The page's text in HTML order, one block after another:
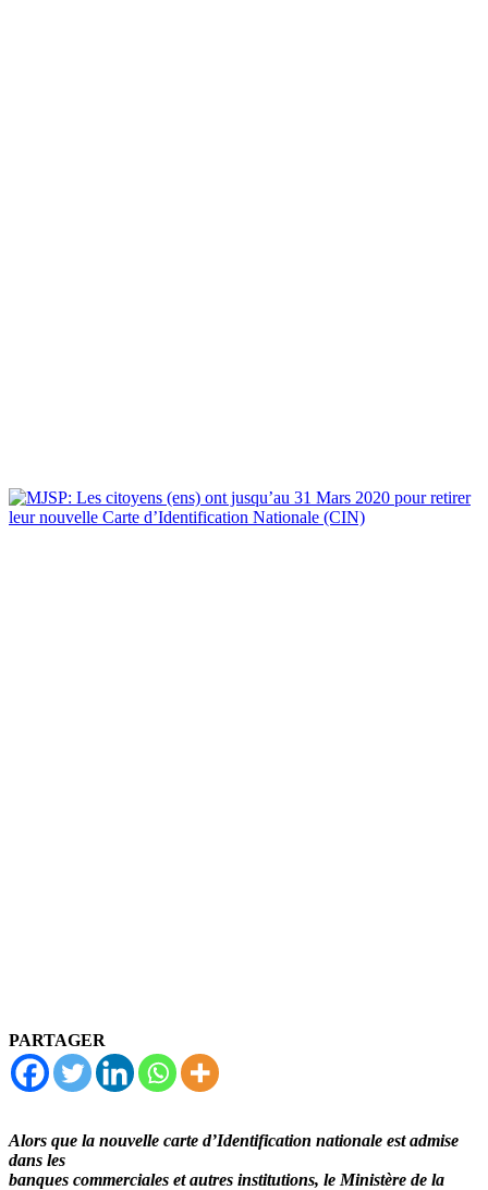
PARTAGER
Alors que la nouvelle carte d’Identification nationale est admise
dans les
banques commerciales et autres institutions, le Ministère de la